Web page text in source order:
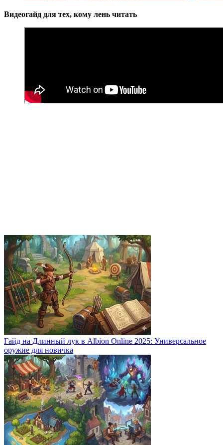
Видеогайд для тех, кому лень читать
Гайд на Длинный лук в Albion Online 2025: Универсальное
оружие для новичка